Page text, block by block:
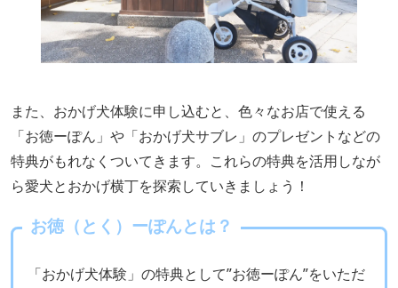
また、おかげ犬体験に申し込むと、色々なお店で使える
「お徳ーぽん」や「おかげ犬サブレ」のプレゼントなどの
特典がもれなくついてきます。これらの特典を活用しなが
ら愛犬とおかげ横丁を探索していきましょう！
お徳（とく）ーぽんとは？
「おかげ犬体験」の特典として”お徳ーぽん”をいただ